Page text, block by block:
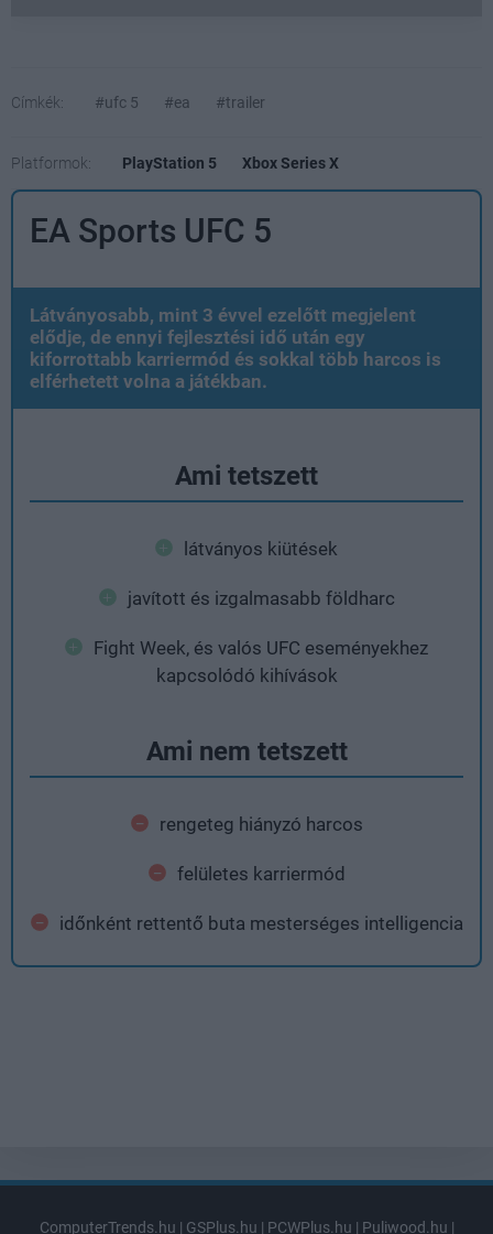
Címkék: #ufc 5 #ea #trailer
Platformok: PlayStation 5 Xbox Series X
EA Sports UFC 5
Látványosabb, mint 3 évvel ezelőtt megjelent
elődje, de ennyi fejlesztési idő után egy
kiforrottabb karriermód és sokkal több harcos is
elférhetett volna a játékban.
Ami tetszett
látványos kiütések
javított és izgalmasabb földharc
Fight Week, és valós UFC eseményekhez
kapcsolódó kihívások
Ami nem tetszett
rengeteg hiányzó harcos
felületes karriermód
időnként rettentő buta mesterséges intelligencia
ComputerTrends.hu | GSPlus.hu | PCWPlus.hu | Puliwood.hu |